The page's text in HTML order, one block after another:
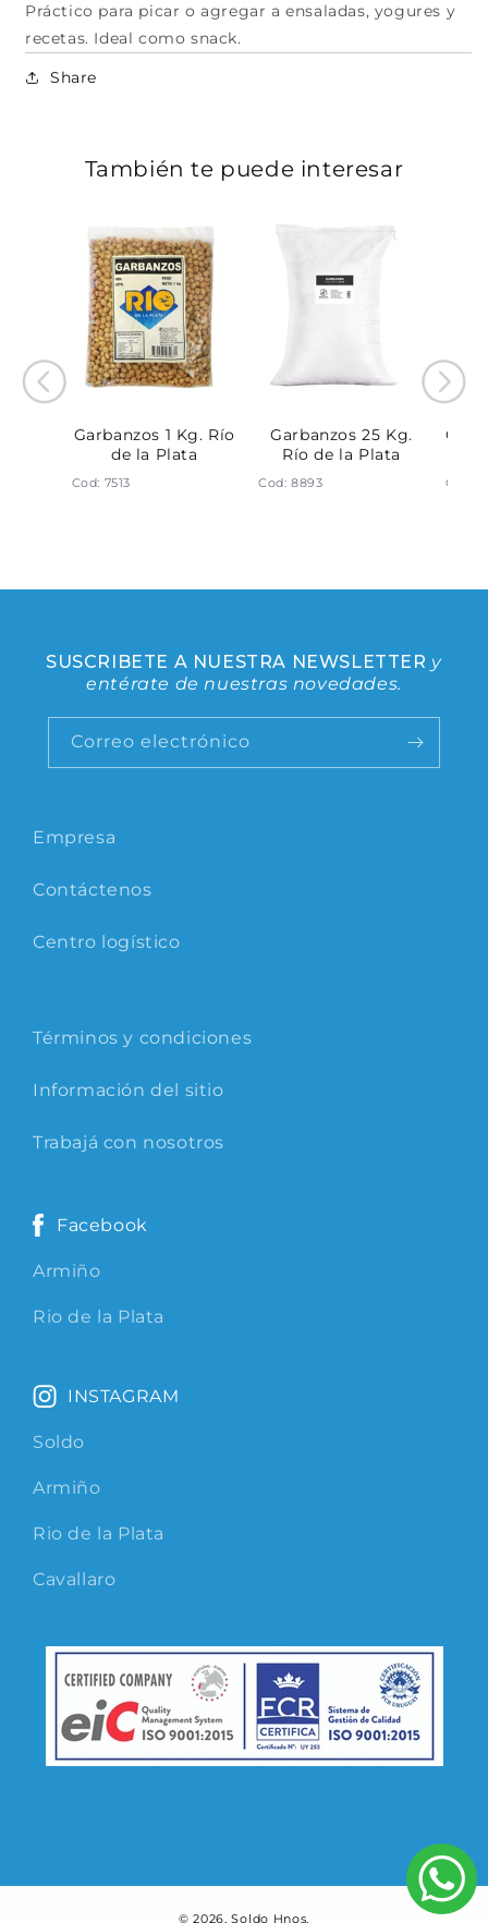
Práctico para picar o agregar a ensaladas, yogures y
recetas. Ideal como snack.
Share
También te puede interesar
Garbanzos 1 Kg. Río
de la Plata
Cod: 7513
Garbanzos 25 Kg.
Río de la Plata
Cod: 8893 Cod:
Empresa
Contáctenos
Centro logístico
Términos y condiciones
Información del sitio
Trabajá con nosotros
Facebook
Armiño
Rio de la Plata
INSTAGRAM
Soldo
Armiño
Rio de la Plata
Cavallaro
SUSCRIBETE A NUESTRA NEWSLETTER y
entérate de nuestras novedades.
Correo electrónico
© 2026,Soldo Hnos.